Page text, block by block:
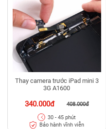
Thay camera trước iPad mini 3
3G A1600
340.000đ 408.000đ
30 - 45 phút
Bảo hành vĩnh viễn